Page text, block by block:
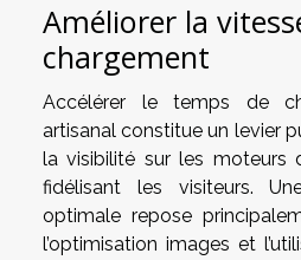
Améliorer la
chargement
Accélérer le temps de
artisanal constitue un levier
la visibilité sur les moteurs
fidélisant les visiteurs.
optimale repose
l’optimisation images et